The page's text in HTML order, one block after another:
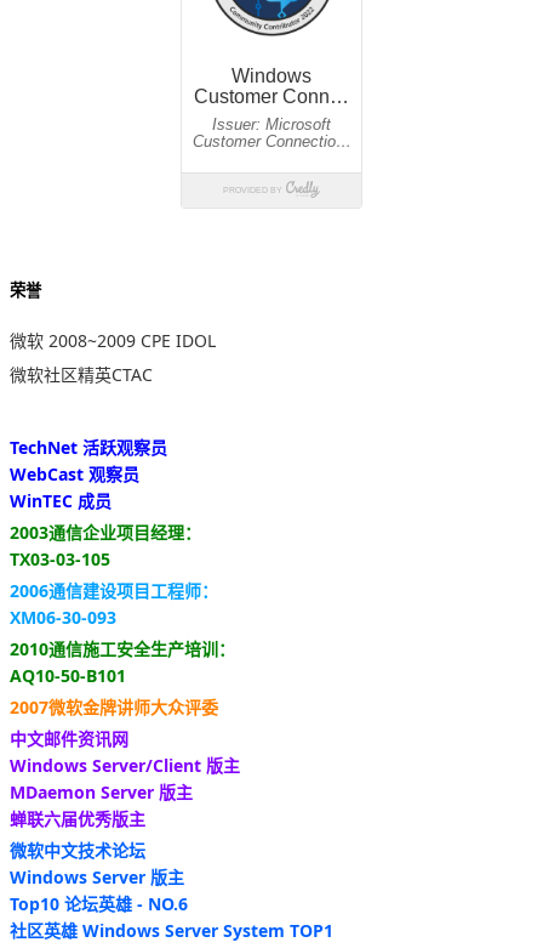
荣誉
微软 2008~2009 CPE IDOL
微软社区精英CTAC
TechNet 活跃观察员
WebCast 观察员
WinTEC 成员
2003通信企业项目经理：
TX03-03-105
2006通信建设项目工程师：
XM06-30-093
2010通信施工安全生产培训：
AQ10-50-B101
2007微软金牌讲师大众评委
中文邮件资讯网
Windows Server/Client 版主
MDaemon Server 版主
蝉联六届优秀版主
微软中文技术论坛
Windows Server 版主
Top10 论坛英雄 - NO.6
社区英雄 Windows Server System TOP1